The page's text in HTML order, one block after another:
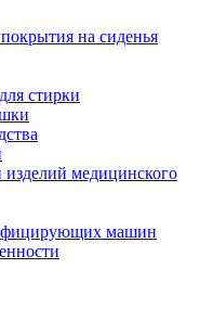
на сиденья
стирки
изделий медицинского
машин